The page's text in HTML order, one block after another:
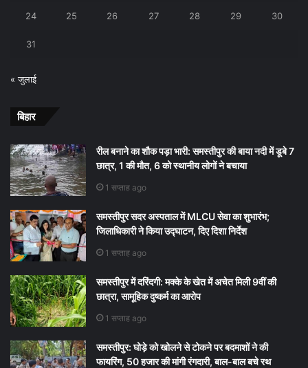
24 25 26 27 28 29 30
31
« जुलाई
बिहार
रील बनाने का शौक पड़ा भारी: समस्तीपुर की बाया नदी में डूबे 7
छात्र, 1 की मौत, 6 को स्थानीय लोगों ने बचाया
1 सप्ताह ago
समस्तीपुर सदर अस्पताल में MLCU सेवा का शुभारंभ;
जिलाधिकारी ने किया उद्घाटन, दिए दिशा निर्देश
1 सप्ताह ago
समस्तीपुर में दरिंदगी: मक्के के खेत में अचेत मिली 9वीं की
छात्रा, सामूहिक दुष्कर्म का आरोप
1 सप्ताह ago
समस्तीपुर: घोड़े को खोलने से टोकने पर बदमाशों ने की
फायरिंग, 50 हजार की मांगी रंगदारी, बाल-बाल बचे रथ